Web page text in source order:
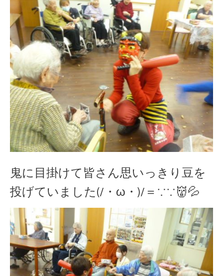
鬼に目掛けて皆さん思いっきり豆を
投げていました(/・ω・)/＝∵∵👹💦